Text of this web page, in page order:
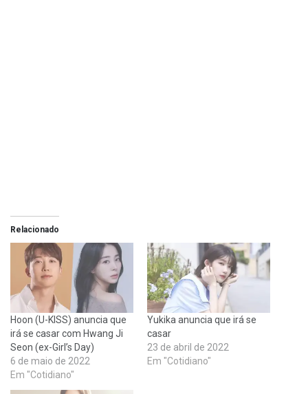
Relacionado
Hoon (U-KISS) anuncia que
irá se casar com Hwang Ji
Seon (ex-Girl’s Day)
6 de maio de 2022
Em "Cotidiano"
Yukika anuncia que irá se
casar
23 de abril de 2022
Em "Cotidiano"